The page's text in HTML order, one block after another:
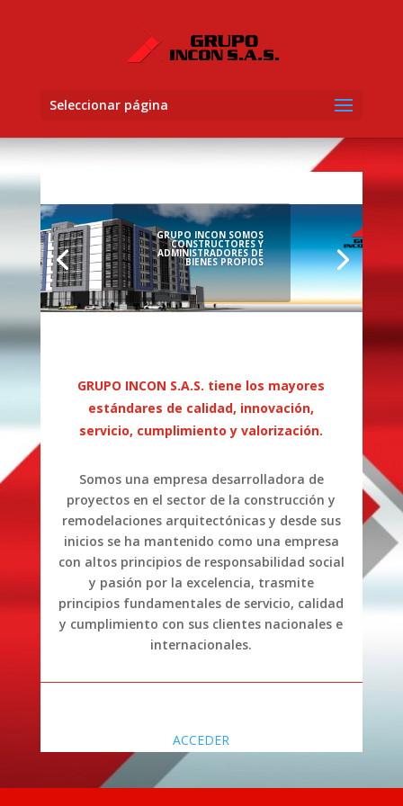
Seleccionar página
GRUPO INCON SOMOS
CONSTRUCTORES Y
ADMINISTRADORES DE
BIENES PROPIOS
GRUPO INCON S.A.S. tiene los mayores
estándares de calidad, innovación,
servicio, cumplimiento y valorización.
Somos una empresa desarrolladora de
proyectos en el sector de la construcción y
remodelaciones arquitectónicas y desde sus
inicios se ha mantenido como una empresa
con altos principios de responsabilidad social
y pasión por la excelencia, trasmite
principios fundamentales de servicio, calidad
y cumplimiento con sus clientes nacionales e
internacionales.
ACCEDER